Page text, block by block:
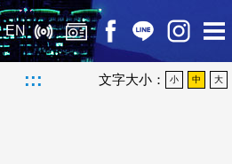
EN
::: 文字大小： 小 中 大